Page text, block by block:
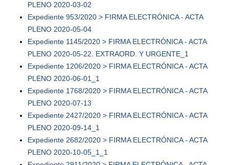
PLENO 2020-03-02
Expediente 953/2020 > FIRMA ELECTRÓNICA - ACTA
PLENO 2020-05-04
Expediente 1145/2020 > FIRMA ELECTRÓNICA - ACTA
PLENO 2020-05-22. EXTRAORD. Y URGENTE_1
Expediente 1206/2020 > FIRMA ELECTRÓNICA - ACTA
PLENO 2020-06-01_1
Expediente 1768/2020 > FIRMA ELECTRÓNICA - ACTA
PLENO 2020-07-13
Expediente 2427/2020 > FIRMA ELECTRÓNICA - ACTA
PLENO 2020-09-14_1
Expediente 2682/2020 > FIRMA ELECTRÓNICA - ACTA
PLENO 2020-10-05_1_1